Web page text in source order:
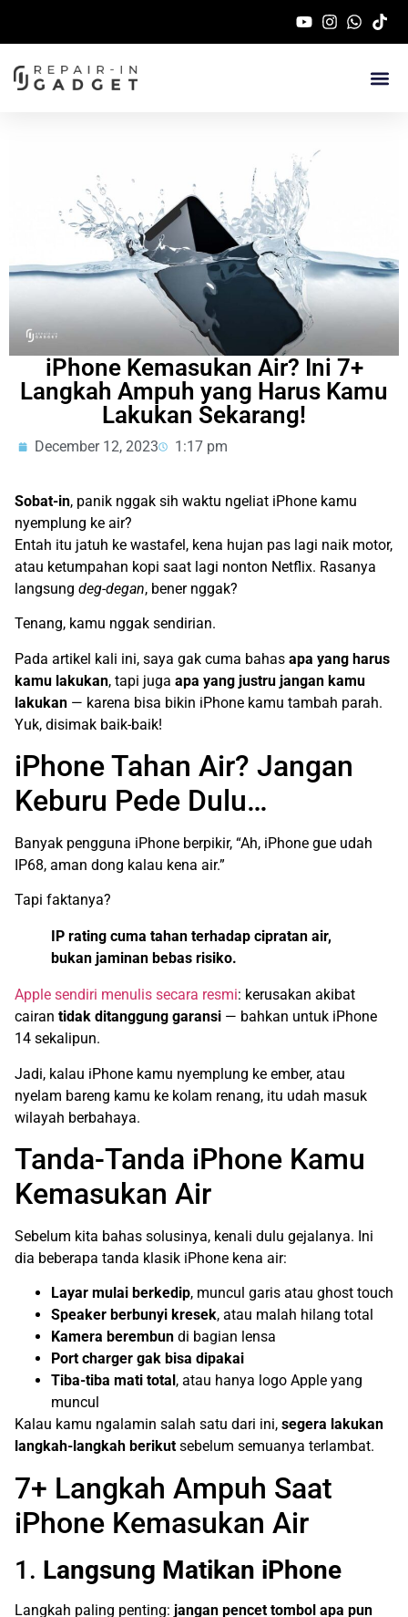
iPhone Kemasukan Air? Ini 7+
Langkah Ampuh yang Harus Kamu
Lakukan Sekarang!
December 12, 2023 1:17 pm
Sobat-in, panik nggak sih waktu ngeliat iPhone kamu
nyemplung ke air?
Entah itu jatuh ke wastafel, kena hujan pas lagi naik motor,
atau ketumpahan kopi saat lagi nonton Netflix. Rasanya
langsung deg-degan, bener nggak?
Tenang, kamu nggak sendirian.
Pada artikel kali ini, saya gak cuma bahas apa yang harus
kamu lakukan, tapi juga apa yang justru jangan kamu
lakukan — karena bisa bikin iPhone kamu tambah parah.
Yuk, disimak baik-baik!
iPhone Tahan Air? Jangan
Keburu Pede Dulu…
Banyak pengguna iPhone berpikir, “Ah, iPhone gue udah
IP68, aman dong kalau kena air.”
Tapi faktanya?
IP rating cuma tahan terhadap cipratan air,
bukan jaminan bebas risiko.
Apple sendiri menulis secara resmi: kerusakan akibat
cairan tidak ditanggung garansi — bahkan untuk iPhone
14 sekalipun.
Jadi, kalau iPhone kamu nyemplung ke ember, atau
nyelam bareng kamu ke kolam renang, itu udah masuk
wilayah berbahaya.
Tanda-Tanda iPhone Kamu
Kemasukan Air
Sebelum kita bahas solusinya, kenali dulu gejalanya. Ini
dia beberapa tanda klasik iPhone kena air:
Layar mulai berkedip, muncul garis atau ghost touch
Speaker berbunyi kresek, atau malah hilang total
Kamera berembun di bagian lensa
Port charger gak bisa dipakai
Tiba-tiba mati total , atau hanya logo Apple yang
muncul
Kalau kamu ngalamin salah satu dari ini, segera lakukan
langkah-langkah berikut sebelum semuanya terlambat.
7+ Langkah Ampuh Saat
iPhone Kemasukan Air
1. Langsung Matikan iPhone
Langkah paling penting: jangan pencet tombol apa pun